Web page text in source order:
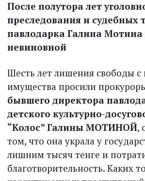
После полутора лет
преследования и судебных
павлодарка Галина
невиновной
Шесть лет лишения свободы с
имущества просили
бывшего директора
детского культурно-
“Колос” Галины МОТИНОЙ,
том, что она украла у
лишним тысяч тенге и
благотворительность. Каких